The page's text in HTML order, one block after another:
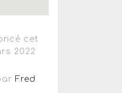
cet
2022
Fred